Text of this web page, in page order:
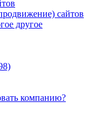
сайтов
другое
компанию?